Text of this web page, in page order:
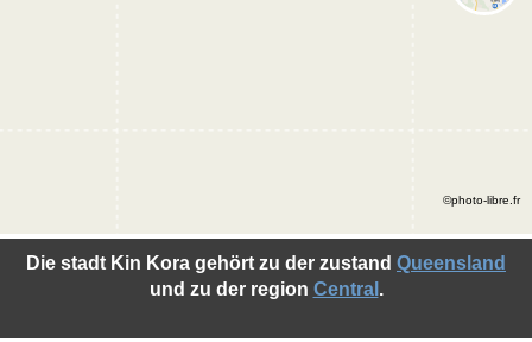
Die stadt Kin Kora gehört zu der zustand Queensland
und zu der region Central .
©photo-libre.fr